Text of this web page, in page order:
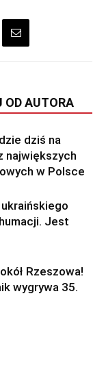
OD AUTORA
dziś na
największych
w Polsce
Jest
Rzeszowa!
wygrywa 35.